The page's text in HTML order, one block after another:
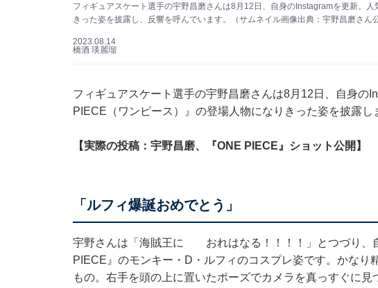
フィギュアスケート選手の宇野昌磨さんは8月12日、自身のInstagramを更新。
きった姿を披露し、反響を呼んでいます。（サムネイル画像出典：宇野昌磨さん
2023.08.14
橋酒 瑛麗瑠
フィギュアスケート選手の宇野昌磨さんは8月12日、自身の
PIECE（ワンピース）』の登場人物になりきった姿を披露し
【実際の投稿：宇野昌磨、『ONE PIECE』ショット公開】
「ルフィ爆誕おめでとう」
宇野さんは「海賊王に おれはなる！！！！」とつづり、
PIECE』のモンキー・D・ルフィのコスプレ姿です。かなり
もの。右手を頭の上に置いたポーズでカメラを真っすぐに見